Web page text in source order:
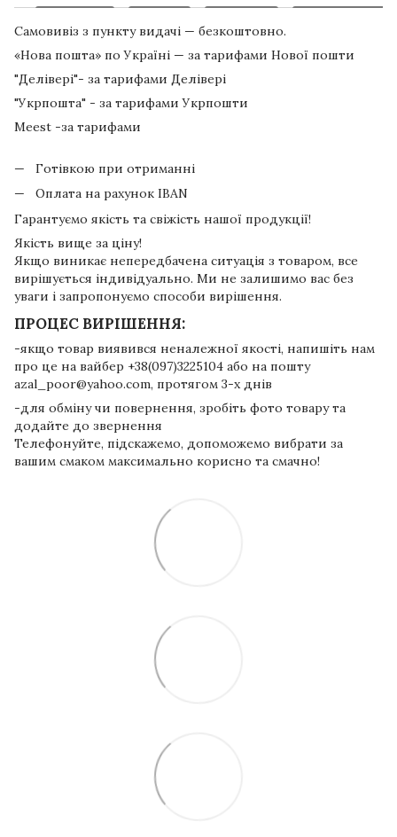
Самовивіз з пункту видачі — безкоштовно.
«Нова пошта» по Україні — за тарифами Нової пошти
"Делівері"- за тарифами Делівері
"Укрпошта" - за тарифами Укрпошти
Meest -за тарифами
Готівкою при отриманні
Оплата на рахунок IBAN
Гарантуємо якість та свіжість нашої продукції!
Якість вище за ціну!
Якщо виникає непередбачена ситуація з товаром, все
вирішується індивідуально. Ми не залишимо вас без
уваги і запропонуємо способи вирішення.
ПРОЦЕС ВИРІШЕННЯ:
-якщо товар виявився неналежної якості, напишіть нам
про це на вайбер +38(097)3225104 або на пошту
azal_poor@yahoo.com, протягом 3-х днів
-для обміну чи повернення, зробіть фото товару та
додайте до звернення
Телефонуйте, підскажемо, допоможемо вибрати за
вашим смаком максимально корисно та смачно!